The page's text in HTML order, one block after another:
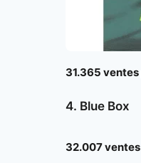
31.365 ventes
4. Blue Box
32.007 ventes